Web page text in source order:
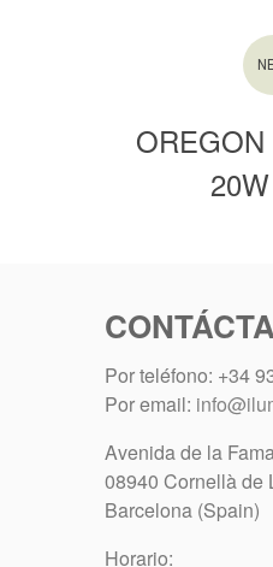
Por teléfono: +34
Por email:
Avenida de la
08940 Cornellà de
Barcelona (Spain)
Horario: